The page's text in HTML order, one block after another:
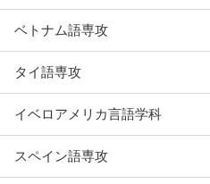
ベトナム語専攻
タイ語専攻
イベロアメリカ言語学科
スペイン語専攻